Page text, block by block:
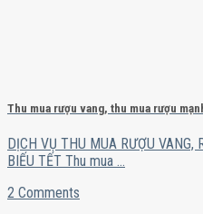
Thu mua rượu vang, thu mua rượu
DỊCH VỤ THU MUA RƯỢU VANG,
BIẾU TẾT Thu mua ...
2 Comments